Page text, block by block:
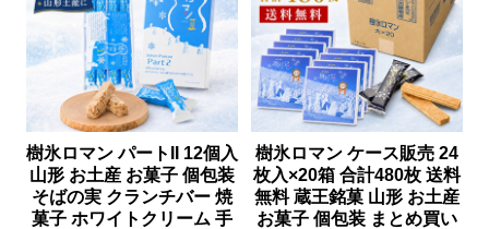
樹氷ロマン パートII 12個入
山形 お土産 お菓子 個包装
そばの実 クランチバー 焼
菓子 ホワイトクリーム 手
樹氷ロマン ケース販売 24
枚入×20箱 合計480枚 送料
無料 蔵王銘菓 山形 お土産
お菓子 個包装 まとめ買い